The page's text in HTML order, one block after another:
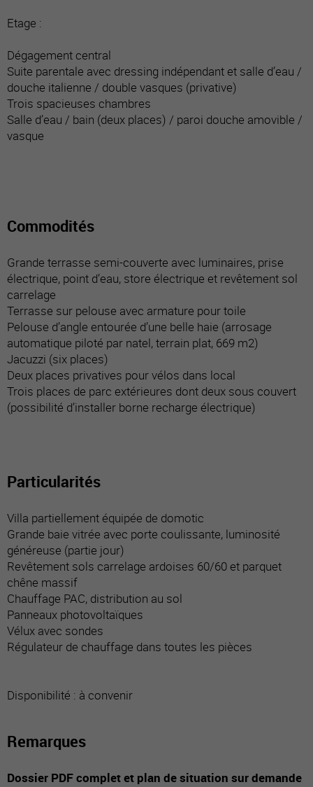
Etage :
Dégagement central
Suite parentale avec dressing indépendant et salle d’eau /
douche italienne / double vasques (privative)
Trois spacieuses chambres
Salle d’eau / bain (deux places) / paroi douche amovible /
vasque
Commodités
Grande terrasse semi-couverte avec luminaires, prise
électrique, point d’eau, store électrique et revêtement sol
carrelage
Terrasse sur pelouse avec armature pour toile
Pelouse d’angle entourée d’une belle haie (arrosage
automatique piloté par natel, terrain plat, 669 m2)
Jacuzzi (six places)
Deux places privatives pour vélos dans local
Trois places de parc extérieures dont deux sous couvert
(possibilité d’installer borne recharge électrique)
Particularités
Villa partiellement équipée de domotic
Grande baie vitrée avec porte coulissante, luminosité
généreuse (partie jour)
Revêtement sols carrelage ardoises 60/60 et parquet
chêne massif
Chauffage PAC, distribution au sol
Panneaux photovoltaïques
Vélux avec sondes
Régulateur de chauffage dans toutes les pièces
Disponibilité : à convenir
Remarques
Dossier PDF complet et plan de situation sur demande